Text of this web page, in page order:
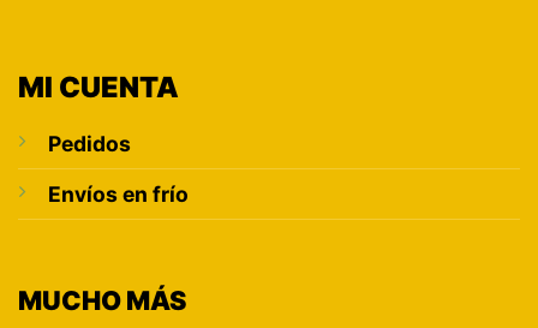
MI CUENTA
Pedidos
Envíos en frío
MUCHO MÁS